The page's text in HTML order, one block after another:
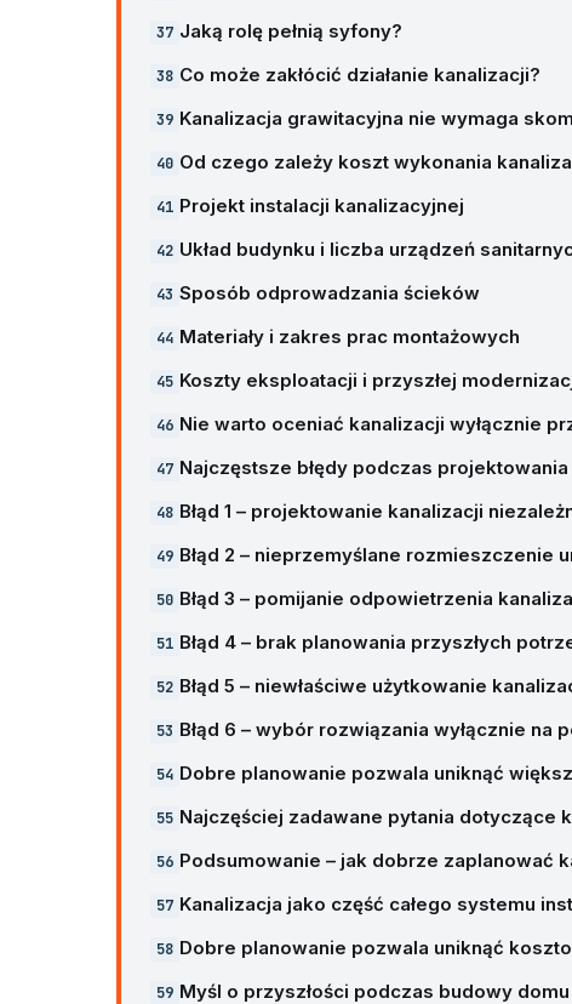
Jaką rolę pełnią syfony?
Co może zakłócić działanie kanalizacji?
Kanalizacja grawitacyjna nie wymaga
Od czego zależy koszt wykonania
Projekt instalacji kanalizacyjnej
Układ budynku i liczba urządzeń
Sposób odprowadzania ścieków
Materiały i zakres prac montażowych
Koszty eksploatacji i przyszłej
Nie warto oceniać kanalizacji wyłącznie
Najczęstsze błędy podczas
Błąd 1 – projektowanie kanalizacji
Błąd 2 – nieprzemyślane rozmieszczenie
Błąd 3 – pomijanie odpowietrzenia
Błąd 4 – brak planowania przyszłych
Błąd 5 – niewłaściwe użytkowanie
Błąd 6 – wybór rozwiązania wyłącznie na
Dobre planowanie pozwala uniknąć
Najczęściej zadawane pytania dotyczące
Podsumowanie – jak dobrze zaplanować
Kanalizacja jako część całego systemu
Dobre planowanie pozwala uniknąć
Myśl o przyszłości podczas budowy domu